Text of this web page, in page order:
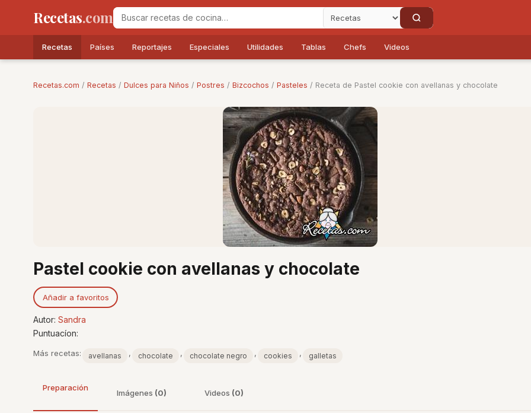
Recetas.com
Recetas Países Reportajes Especiales Utilidades Tablas Chefs Videos
Recetas.com / Recetas / Dulces para Niños / Postres / Bizcochos / Pasteles / Receta de Pastel cookie con avellanas y chocolate
Pastel cookie con avellanas y chocolate
Añadir a favoritos
Autor: Sandra
Puntuacíon:
Más recetas: avellanas , chocolate , chocolate negro , cookies , galletas
Preparación
Imágenes (0) Videos (0)